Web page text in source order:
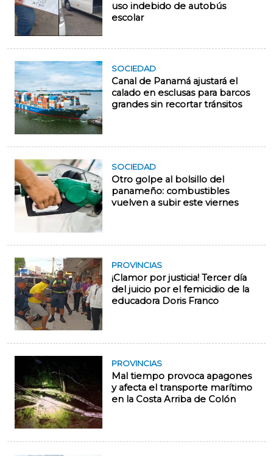
uso indebido de autobús
escolar
SOCIEDAD
Canal de Panamá ajustará el
calado en esclusas para barcos
grandes sin recortar tránsitos
SOCIEDAD
Otro golpe al bolsillo del
panameño: combustibles
vuelven a subir este viernes
PROVINCIAS
¡Clamor por justicia! Tercer día
del juicio por el femicidio de la
educadora Doris Franco
PROVINCIAS
Mal tiempo provoca apagones
y afecta el transporte marítimo
en la Costa Arriba de Colón